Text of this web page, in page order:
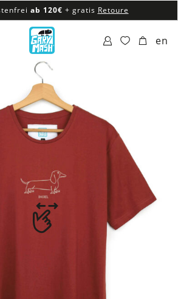
ab 120€ + gratis Retoure
& fair produziertes Sortiment
ab 120€
en